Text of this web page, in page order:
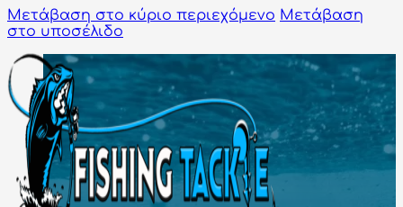
Μετάβαση στο κύριο περιεχόμενο Μετάβαση
στο υποσέλιδο